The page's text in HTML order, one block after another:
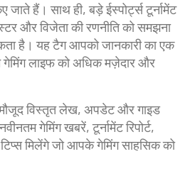
जाते हैं। साथ ही, बड़े ईस्पोर्ट्स टूर्नामेंट
और विजेता की रणनीति को समझना
है। यह टैग आपको जानकारी का एक
लाइफ को अधिक मज़ेदार और
विस्तृत लेख, अपडेट और गाइड
गेमिंग खबरें, टूर्नामेंट रिपोर्ट,
मिलेंगे जो आपके गेमिंग साहसिक को